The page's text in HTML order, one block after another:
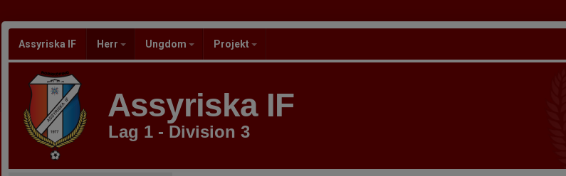
Assyriska IF Herr Ungdom Projekt
Assyriska IF
Lag 1 - Division 3